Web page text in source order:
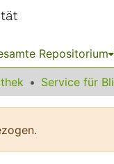
Repositorium